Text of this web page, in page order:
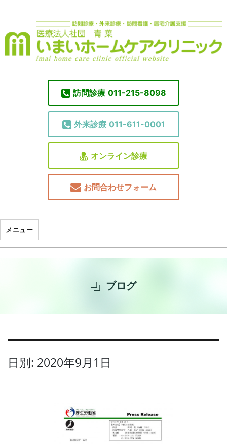
訪問診療 011-215-8098
外来診療 011-611-0001
オンライン診療
お問合わせフォーム
メニュー
ブログ
日別: 2020年9月1日